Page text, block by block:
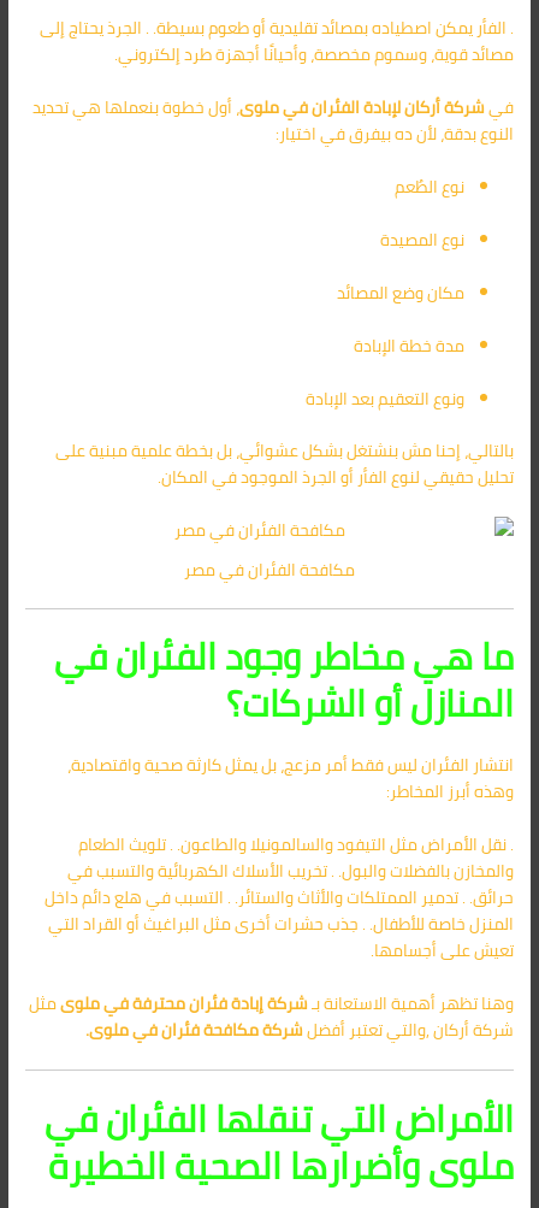
. الفأر يمكن اصطياده بمصائد تقليدية أو طعوم بسيطة. . الجرذ يحتاج إلى
مصائد قوية، وسموم مخصصة، وأحيانًا أجهزة طرد إلكتروني.
فيشركة أركان لإبادة الفئران في ملوى، أول خطوة بنعملها هي تحديد
النوع بدقة، لأن ده بيفرق في اختيار:
نوع الطُعم
نوع المصيدة
مكان وضع المصائد
مدة خطة الإبادة
ونوع التعقيم بعد الإبادة
بالتالي، إحنا مش بنشتغل بشكل عشوائي، بل بخطة علمية مبنية على
تحليل حقيقي لنوع الفأر أو الجرذ الموجود في المكان.
مكافحة الفئران في مصر
ما هي مخاطر وجود الفئران في
المنازل أو الشركات؟
انتشار الفئران ليس فقط أمر مزعج، بل يمثل كارثة صحية واقتصادية،
وهذه أبرز المخاطر:
. نقل الأمراض مثل التيفود والسالمونيلا والطاعون. . تلويث الطعام
والمخازن بالفضلات والبول. . تخريب الأسلاك الكهربائية والتسبب في
حرائق. . تدمير الممتلكات والأثاث والستائر. . التسبب في هلع دائم داخل
المنزل خاصة للأطفال. . جذب حشرات أخرى مثل البراغيث أو القراد التي
تعيش على أجسامها.
وهنا تظهر أهمية الاستعانة بـشركة إبادة فئران محترفة في ملوىمثل
شركة أركان ,والتي تعتبر أفضلشركة مكافحة فئران في ملوى.
الأمراض التي تنقلها الفئران في
ملوى وأضرارها الصحية الخطيرة